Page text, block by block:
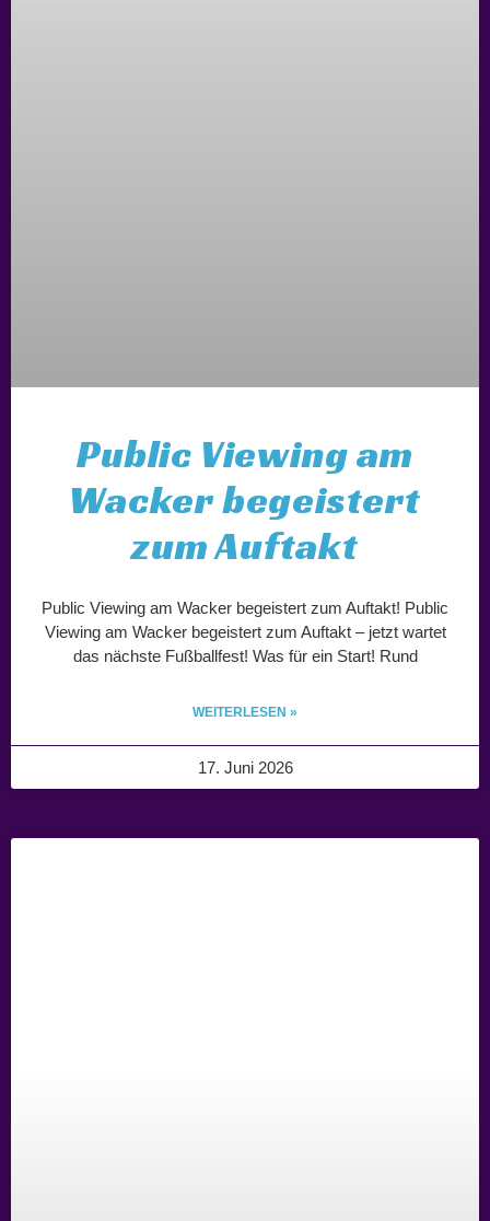
Public Viewing am
Wacker begeistert
zum Auftakt
Public Viewing am Wacker begeistert zum Auftakt! Public
Viewing am Wacker begeistert zum Auftakt – jetzt wartet
das nächste Fußballfest! Was für ein Start! Rund
WEITERLESEN »
17. Juni 2026